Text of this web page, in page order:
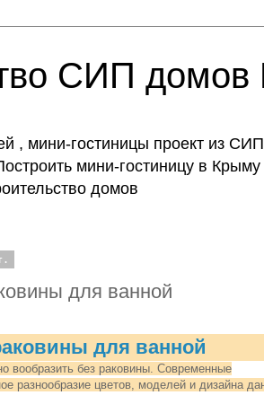
СИП
, мини-гостиницы проект из
мини-гостиницу в
домов
для ванной
для ванной
вообразить без раковины. Современные
разнообразие цветов, моделей и дизайна